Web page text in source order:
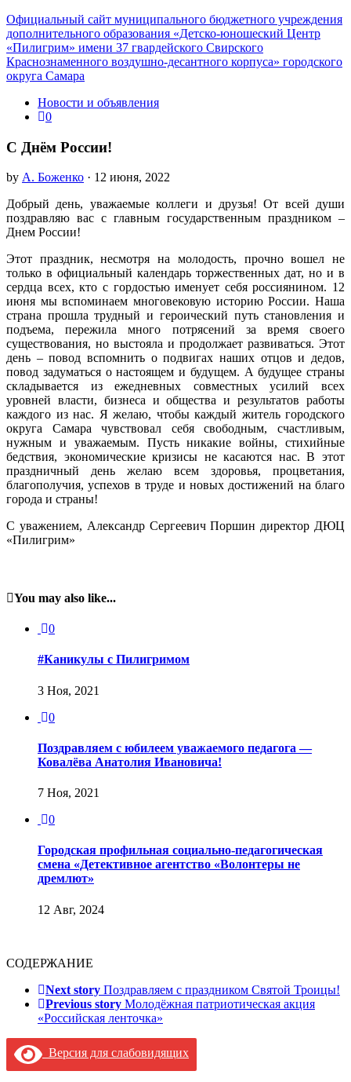
Официальный сайт муниципального бюджетного учреждения
дополнительного образования «Детско-юношеский Центр
«Пилигрим» имени 37 гвардейского Свирского
Краснознаменного воздушно-десантного корпуса» городского
округа Самара
Новости и объявления
0
С Днём России!
by А. Боженко · 12 июня, 2022
Добрый день, уважаемые коллеги и друзья! От всей души
поздравляю вас с главным государственным праздником –
Днем России!
Этот праздник, несмотря на молодость, прочно вошел не
только в официальный календарь торжественных дат, но и в
сердца всех, кто с гордостью именует себя россиянином. 12
июня мы вспоминаем многовековую историю России. Наша
страна прошла трудный и героический путь становления и
подъема, пережила много потрясений за время своего
существования, но выстояла и продолжает развиваться. Этот
день – повод вспомнить о подвигах наших отцов и дедов,
повод задуматься о настоящем и будущем. А будущее страны
складывается из ежедневных совместных усилий всех
уровней власти, бизнеса и общества и результатов работы
каждого из нас. Я желаю, чтобы каждый житель городского
округа Самара чувствовал себя свободным, счастливым,
нужным и уважаемым. Пусть никакие войны, стихийные
бедствия, экономические кризисы не касаются нас. В этот
праздничный день желаю всем здоровья, процветания,
благополучия, успехов в труде и новых достижений на благо
города и страны!
С уважением, Александр Сергеевич Поршин директор ДЮЦ
«Пилигрим»
You may also like...
0
#Каникулы с Пилигримом
3 Ноя, 2021
0
Поздравляем с юбилеем уважаемого педагога —
Ковалёва Анатолия Ивановича!
7 Ноя, 2021
0
Городская профильная социально-педагогическая
смена «Детективное агентство «Волонтеры не
дремлют»
12 Авг, 2024
СОДЕРЖАНИЕ
Next story Поздравляем с праздником Святой Троицы!
Previous story Молодёжная патриотическая акция
«Российская ленточка»
Версия для слабовидящих